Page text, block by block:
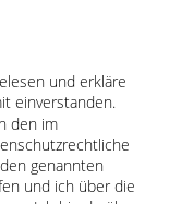
und erkläre
einverstanden.
den im
genannten
und ich über die